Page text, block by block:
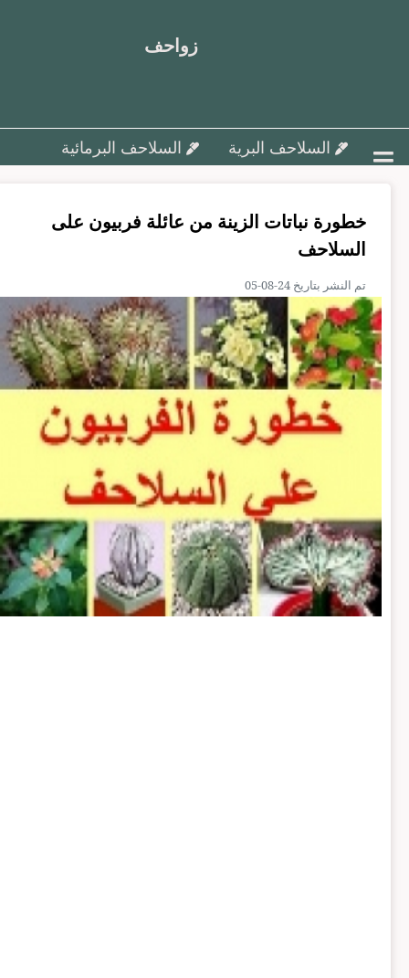
زواحف
السلاحف البرية السلاحف البرمائية
تزاوج وتفريخ السلاحف ورعاية البيض
السلاحف البحرية
خطورة نباتات الزينة من عائلة فربيون ‬على
السلاحف
تم النشر بتاريخ 24-08-05